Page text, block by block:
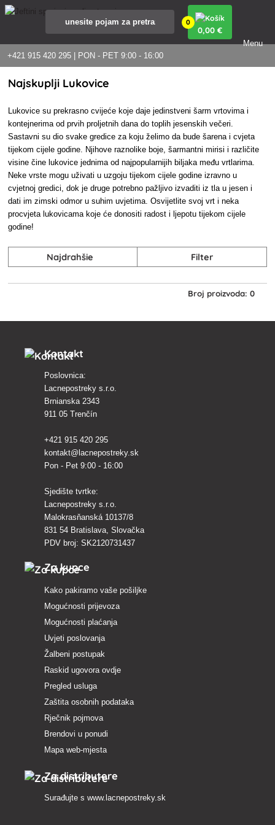
+421 915 420 295 | PON - PET 9:00 - 16:00
0
0,00 €
Menu
Najskuplji Lukovice
Lukovice su prekrasno cvijeće koje daje jedinstveni šarm vrtovima i
kontejnerima od prvih proljetnih dana do toplih jesenskih večeri.
Sastavni su dio svake gredice za koju želimo da bude šarena i cvjeta
tijekom cijele godine. Njihove raznolike boje, šarmantni mirisi i različite
visine čine lukovice jednima od najpopularnijih biljaka među vrtlarima.
Neke vrste mogu uživati u uzgoju tijekom cijele godine izravno u
cvjetnoj gredici, dok je druge potrebno pažljivo izvaditi iz tla u jesen i
dati im zimski odmor u suhim uvjetima. Osvijetlite svoj vrt i neka
procvjeta lukovicama koje će donositi radost i ljepotu tijekom cijele
godine!
Najdrahšie Filter
Broj proizvoda: 0
Kontakt
Poslovnica:
Lacnepostreky s.r.o.
Brnianska 2343
911 05 Trenčín
+421 915 420 295
kontakt@lacnepostreky.sk
Pon - Pet 9:00 - 16:00
Sjedište tvrtke:
Lacnepostreky s.r.o.
Malokrasňanská 10137/8
831 54 Bratislava, Slovačka
PDV broj: SK2120731437
Za kupce
Kako pakiramo vaše pošiljke
Mogućnosti prijevoza
Mogućnosti plaćanja
Uvjeti poslovanja
Žalbeni postupak
Raskid ugovora ovdje
Pregled usluga
Zaštita osobnih podataka
Rječnik pojmova
Brendovi u ponudi
Mapa web-mjesta
Za distributere
Surađujte s www.lacnepostreky.sk